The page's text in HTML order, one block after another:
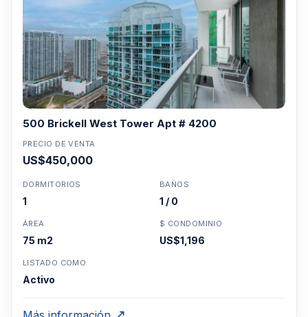
500 Brickell West Tower Apt # 4200
PRECIO DE VENTA
US$450,000
DORMITORIOS
1
BAÑOS
1 / 0
ÁREA
75 m2
$ CONDOMINIO
US$1,196
LISTADO COMO
Activo